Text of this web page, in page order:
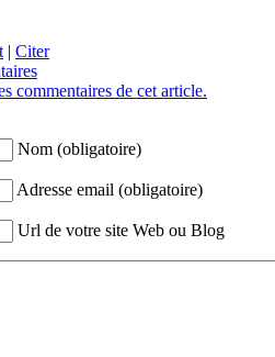
| Citer
commentaires de cet article.
Nom (obligatoire)
Adresse email (obligatoire)
Url de votre site Web ou Blog